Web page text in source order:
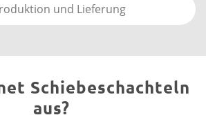
und Lieferung
Schiebeschachteln
aus?